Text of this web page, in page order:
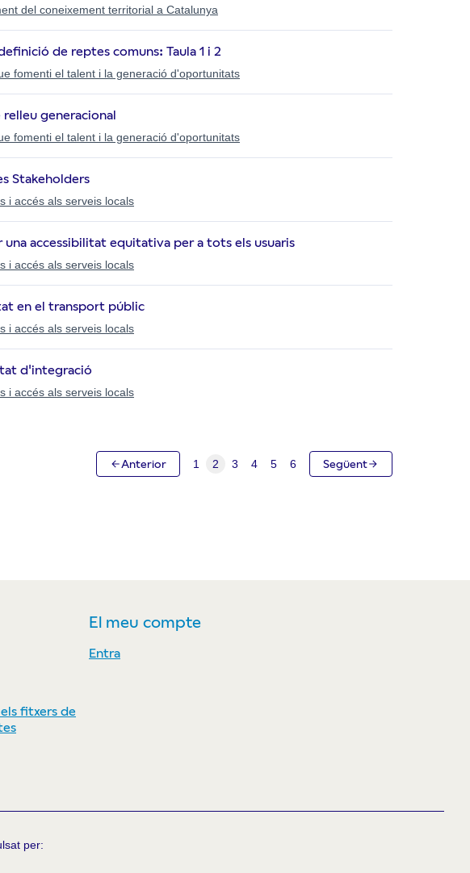
del coneixement territorial a Catalunya
de reptes comuns: Taula 1 i 2
fomenti el talent i la generació d'oportunitats
relleu generacional
fomenti el talent i la generació d'oportunitats
Stakeholders
i accés als serveis locals
una accessibilitat equitativa per a tots els usuaris
i accés als serveis locals
en el transport públic
i accés als serveis locals
d'integració
i accés als serveis locals
Anterior 1 2 3 4 5 6 Següent
fitxers de
El meu compte
Entra
per: